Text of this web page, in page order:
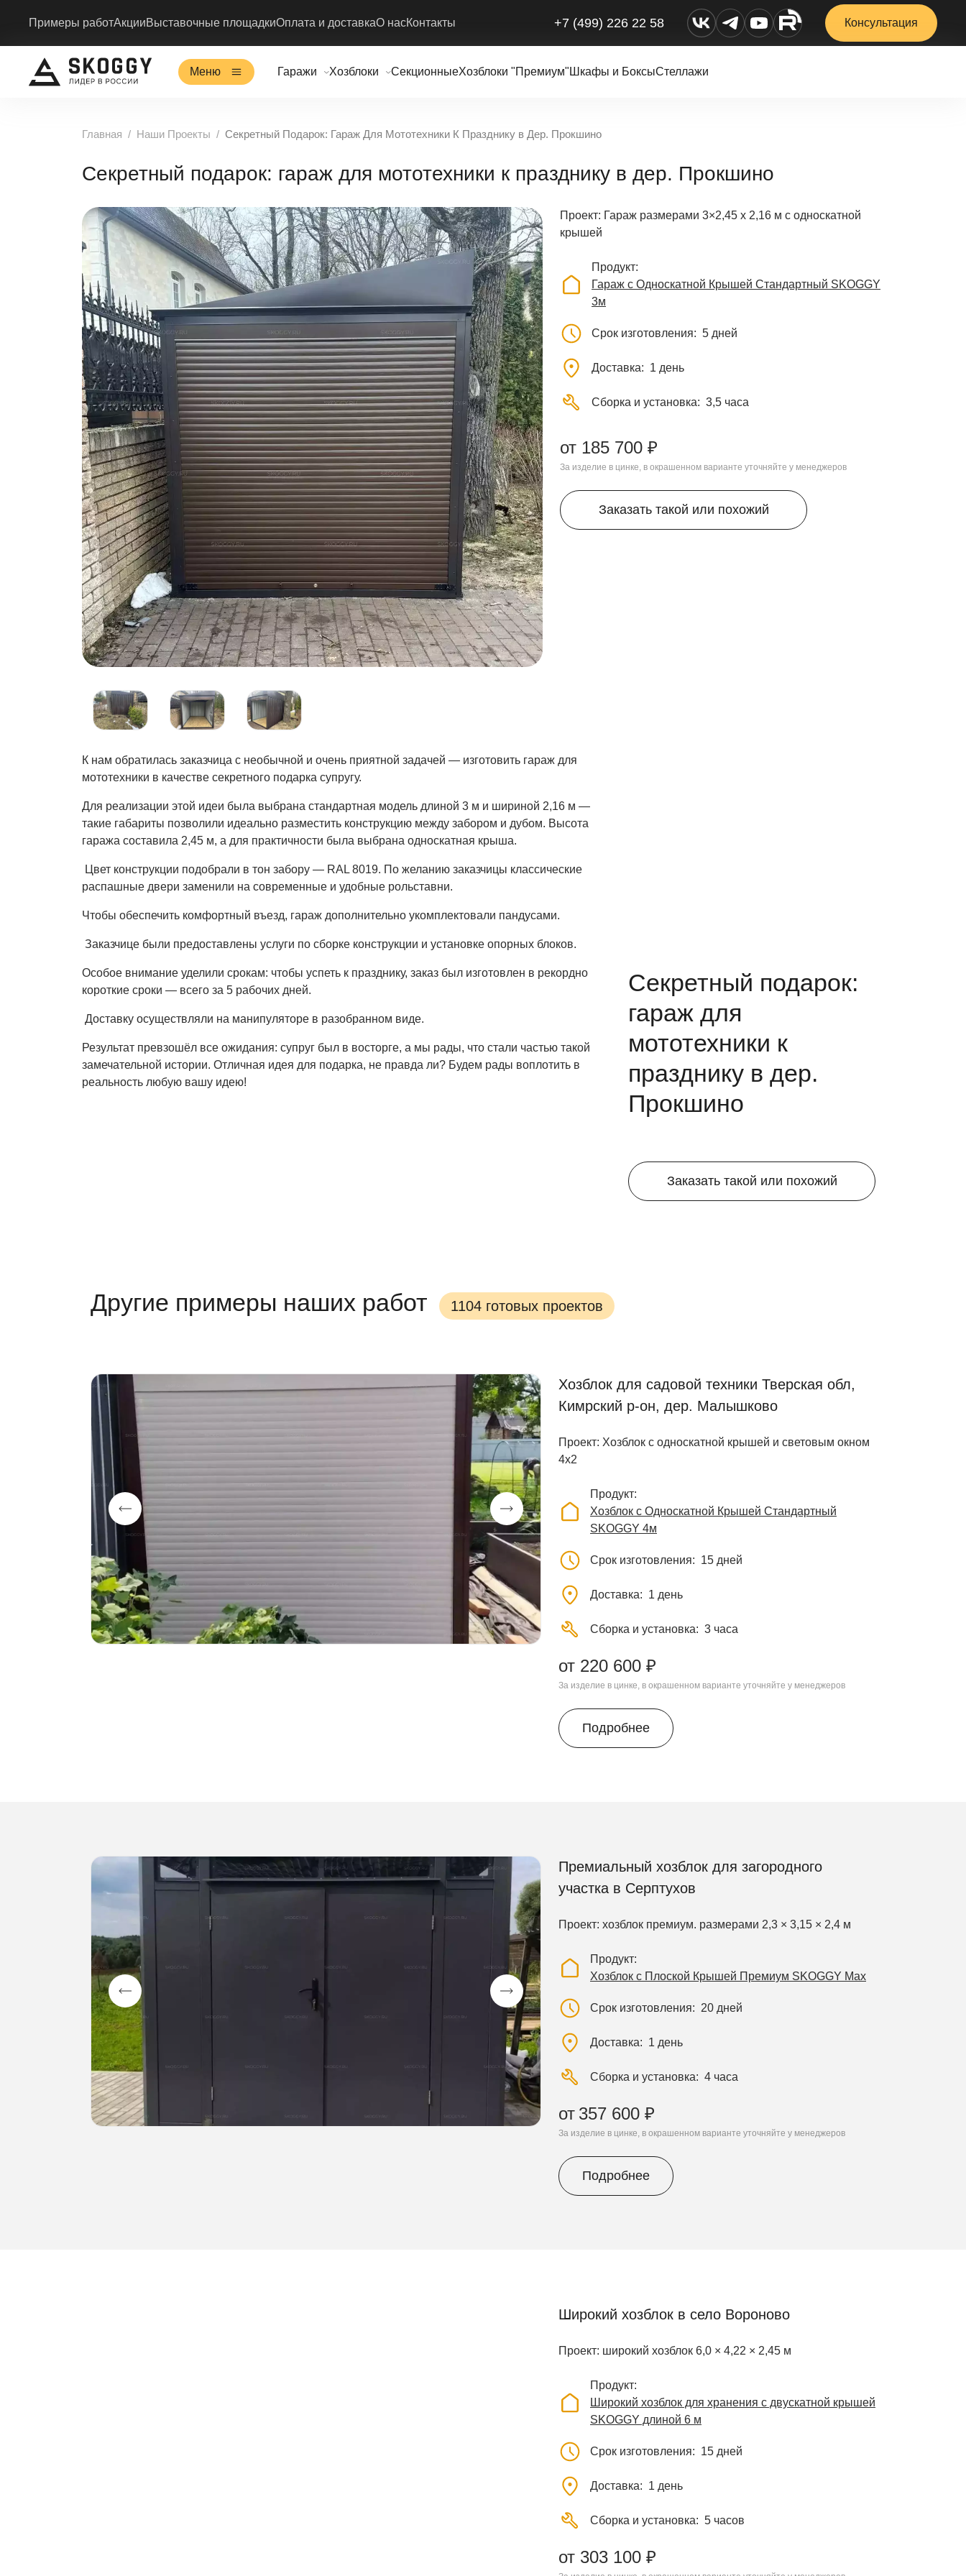
Примеры работАкцииВыставочные площадкиОплата и доставкаО насКонтакты +7 (499) 226 22 58 Консультация
Меню Гаражи Хозблоки СекционныеХозблоки "Премиум" Шкафы и БоксыСтеллажи
Главная Наши Проекты Секретный Подарок: Гараж Для Мототехники К Празднику в Дер. Прокшино
Секретный подарок: гараж для мототехники к празднику в дер. Прокшино
Проект: Гараж размерами 3×2,45 х 2,16 м с односкатной
крышей
Продукт
Гараж с Односкатной Крышей Стандартный SKOGGY
3м
Срок изготовления 5 дней
Доставка 1 день
Сборка и установка 3,5 часа
от 185 700 ₽
За изделие в цинке, в окрашенном варианте уточняйте у менеджеров
Заказать такой или похожий
К нам обратилась заказчица с необычной и очень приятной задачей — изготовить гараж для
мототехники в качестве секретного подарка супругу.
Для реализации этой идеи была выбрана стандартная модель длиной 3 м и шириной 2,16 м —
такие габариты позволили идеально разместить конструкцию между забором и дубом. Высота
гаража составила 2,45 м, а для практичности была выбрана односкатная крыша.
Цвет конструкции подобрали в тон забору — RAL 8019. По желанию заказчицы классические
распашные двери заменили на современные и удобные рольставни.
Чтобы обеспечить комфортный въезд, гараж дополнительно укомплектовали пандусами.
Заказчице были предоставлены услуги по сборке конструкции и установке опорных блоков.
Особое внимание уделили срокам: чтобы успеть к празднику, заказ был изготовлен в рекордно
короткие сроки — всего за 5 рабочих дней.
Доставку осуществляли на манипуляторе в разобранном виде.
Результат превзошёл все ожидания: супруг был в восторге, а мы рады, что стали частью такой
замечательной истории. Отличная идея для подарка, не правда ли? Будем рады воплотить в
реальность любую вашу идею!
Секретный подарок:
гараж для
мототехники к
празднику в дер.
Прокшино
Заказать такой или похожий
Другие примеры наших работ 1104 готовых проектов
Хозблок для садовой техники Тверская обл,
Кимрский р-он, дер. Малышково
Проект: Хозблок с односкатной крышей и световым окном
4х2
Продукт
Хозблок с Односкатной Крышей Стандартный
SKOGGY 4м
Срок изготовления 15 дней
Доставка 1 день
Сборка и установка 3 часа
от 220 600 ₽
За изделие в цинке, в окрашенном варианте уточняйте у менеджеров
Подробнее
Премиальный хозблок для загородного
участка в Серптухов
Проект: хозблок премиум. размерами 2,3 × 3,15 × 2,4 м
Продукт
Хозблок с Плоской Крышей Премиум SKOGGY Max
Срок изготовления 20 дней
Доставка 1 день
Сборка и установка 4 часа
от 357 600 ₽
За изделие в цинке, в окрашенном варианте уточняйте у менеджеров
Подробнее
Широкий хозблок в село Вороново
Проект: широкий хозблок 6,0 × 4,22 × 2,45 м
Продукт
Широкий хозблок для хранения с двускатной крышей
SKOGGY длиной 6 м
Срок изготовления 15 дней
Доставка 1 день
Сборка и установка 5 часов
от 303 100 ₽